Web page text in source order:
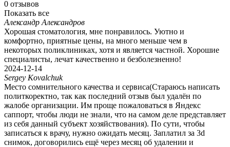
0 отзывов
Показать все
Александр Александров
Хорошая стоматология, мне понравилось. Уютно и
комфортно, приятные цены, на много меньше чем в
некоторых поликлиниках, хотя и является частной. Хорошие
специалисты, лечат качественно и безболезненно!
2024-12-14
Sergey Kovalchuk
Место сомнительного качества и сервиса(Стараюсь написать
политкоректно, так как последний отзыв был удалён по
жалобе организации. Им проще пожаловаться в Яндекс
саппорт, чтобы люди не знали, что на самом деле представляет
из себя данный субъект хозяйствования). По сути, чтобы
записаться к врачу, нужно ожидать месяц. Заплатил за 3d
снимок, договорились ещё через месяц об удалении и